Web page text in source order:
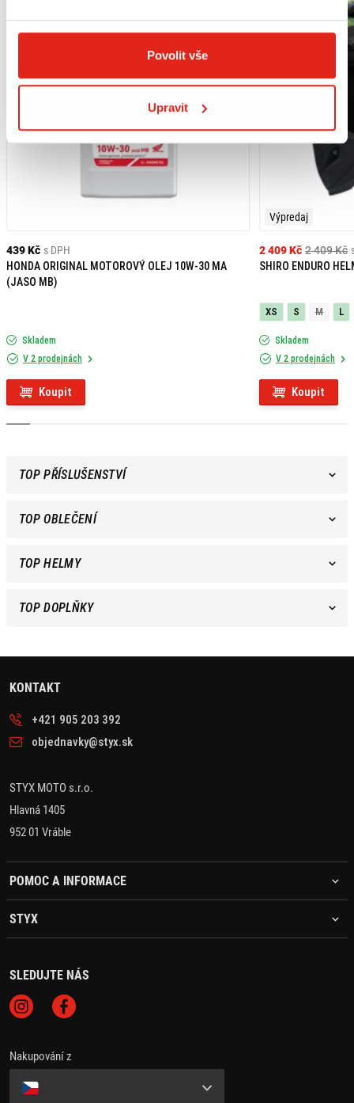
Povolit vše
Upravit
439 Kč s DPH
HONDA ORIGINAL MOTOROVÝ OLEJ 10W-30 MA
(JASO MB)
Skladem
V 2 prodejnách
Koupit
Výpredaj
2 409 Kč
2 409 Kč
SHIRO ENDURO
XS S M L
Skladem
V 2 prodejnách
Koupit
TOP PŘÍSLUŠENSTVÍ
TOP OBLEČENÍ
TOP HELMY
TOP DOPLŇKY
KONTAKT
+421 905 203 392
objednavky@styx.sk
STYX MOTO s.r.o.
Hlavná 1405
952 01 Vráble
POMOC A INFORMACE
STYX
SLEDUJTE NÁS
Nakupování z